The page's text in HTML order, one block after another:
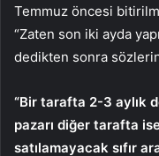
Temmuz öncesi
“Zaten son iki ayda
dedikten sonra
“Bir tarafta 2-3 aylık
pazarı diğer tarafta
satılamayacak sıfır